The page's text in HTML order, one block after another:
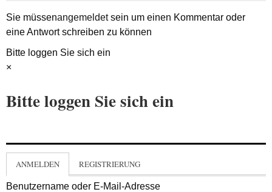
Sie müssenangemeldetsein um einen Kommentar oder
eine Antwort schreiben zu können
Bitte loggen Sie sich ein
×
Bitte loggen Sie sich ein
ANMELDEN REGISTRIERUNG
Benutzername oder E-Mail-Adresse